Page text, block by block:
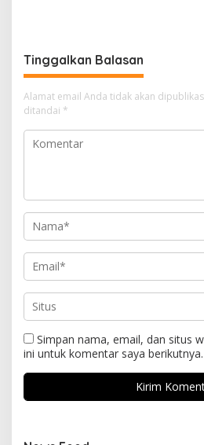
Tinggalkan Balasan
Alamat email Anda tidak akan
ditandai *
Simpan nama, email, dan situs
ini untuk komentar saya berikutnya.